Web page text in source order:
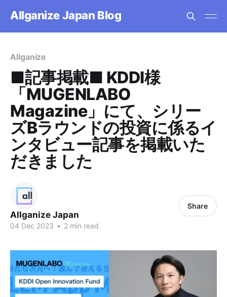
Allganize Japan Blog
Allganize
■記事掲載■ KDDI様
「MUGENLABO
Magazine」にて、シリー
ズBラウンドの投資に係るイ
ンタビュー記事を掲載いた
だきました
Allganize Japan
04 Dec 2023 • 2 min read
Share